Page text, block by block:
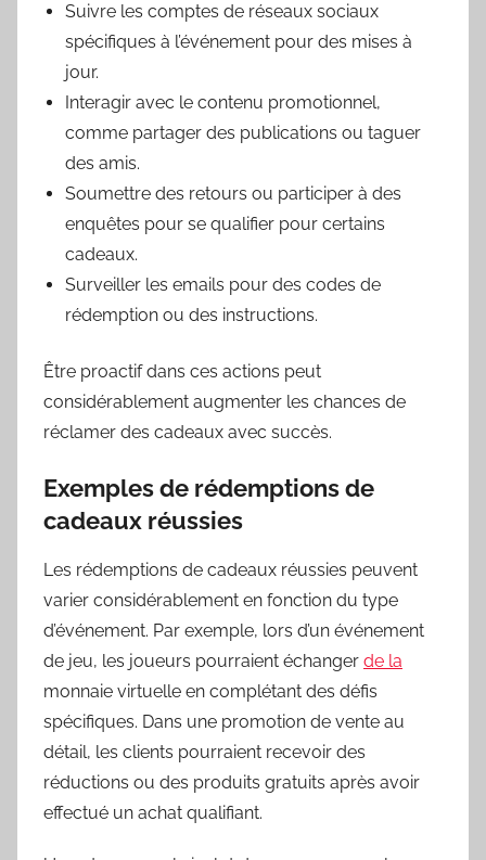
Suivre les comptes de réseaux sociaux
spécifiques à l’événement pour des mises à
jour.
Interagir avec le contenu promotionnel,
comme partager des publications ou taguer
des amis.
Soumettre des retours ou participer à des
enquêtes pour se qualifier pour certains
cadeaux.
Surveiller les emails pour des codes de
rédemption ou des instructions.
Être proactif dans ces actions peut
considérablement augmenter les chances de
réclamer des cadeaux avec succès.
Exemples de rédemptions de
cadeaux réussies
Les rédemptions de cadeaux réussies peuvent
varier considérablement en fonction du type
d’événement. Par exemple, lors d’un événement
de jeu, les joueurs pourraient échanger de la
monnaie virtuelle en complétant des défis
spécifiques. Dans une promotion de vente au
détail, les clients pourraient recevoir des
réductions ou des produits gratuits après avoir
effectué un achat qualifiant.